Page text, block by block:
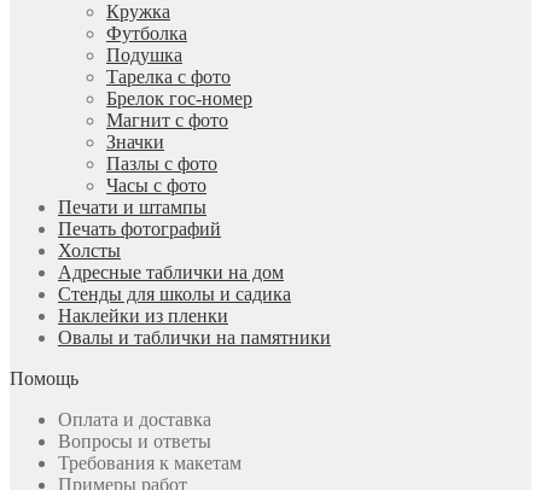
Кружка
Футболка
Подушка
Тарелка с фото
Брелок гос-номер
Магнит с фото
Значки
Пазлы с фото
Часы с фото
Печати и штампы
Печать фотографий
Холсты
Адресные таблички на дом
Стенды для школы и садика
Наклейки из пленки
Овалы и таблички на памятники
Помощь
Оплата и доставка
Вопросы и ответы
Требования к макетам
Примеры работ